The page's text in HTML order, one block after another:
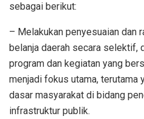
sebagai berikut:
– Melakukan penyesuaian dan
belanja daerah secara selektif,
program dan kegiatan yang
menjadi fokus utama, terutama
dasar masyarakat di bidang
infrastruktur publik.